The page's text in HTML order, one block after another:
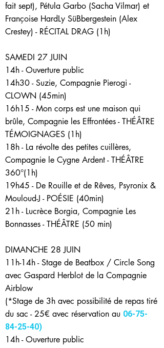
fait sept), Pétula Garbo (Sacha Vilmar) et
Françoise HardLy SüBbergestein (Alex
Crestey) - RÉCITAL DRAG (1h)
SAMEDI 27 JUIN
14h - Ouverture public
14h30 - Suzie, Compagnie Pierogi -
CLOWN (45min)
16h15 - Mon corps est une maison qui
brûle, Compagnie les Effrontées - THÉÂTRE
TÉMOIGNAGES (1h)
18h - La révolte des petites cuillères,
Compagnie le Cygne Ardent - THÉÂTRE
360°(1h)
19h45 - De Rouille et de Rêves, Psyronix &
Mouloud-J - POÉSIE (40min)
21h - Lucrèce Borgia, Compagnie Les
Bonnasses - THÉÂTRE (50 min)
DIMANCHE 28 JUIN
11h-14h - Stage de Beatbox / Circle Song
avec Gaspard Herblot de la Compagnie
Airblow
(*Stage de 3h avec possibilité de repas tiré
du sac - 25€ avec réservation au 06-75-
84-25-40)
14h - Ouverture public